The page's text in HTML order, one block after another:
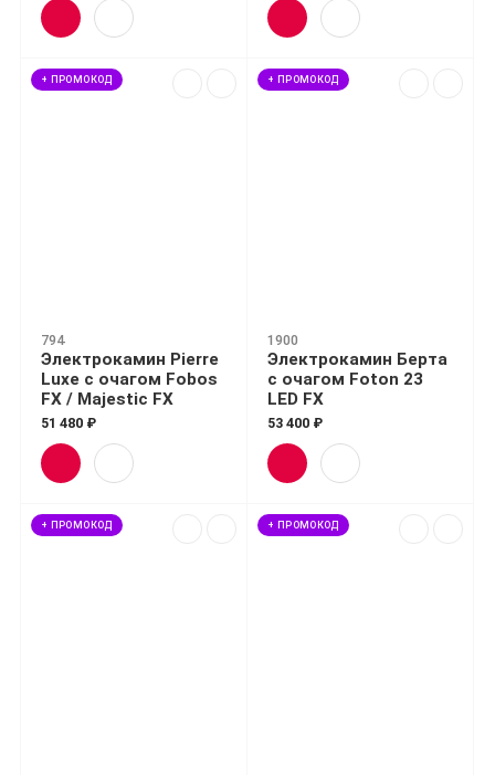
+ ПРОМОКОД
794
Электрокамин Pierre
Luxe с очагом Fobos
FX / Majestic FX
51 480 ₽
+ ПРОМОКОД
1900
Электрокамин Берта
с очагом Foton 23
LED FX
53 400 ₽
+ ПРОМОКОД + ПРОМОКОД